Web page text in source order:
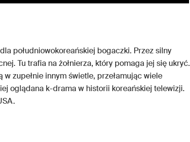
południowokoreańskiej bogaczki. Przez silny
Tu trafia na żołnierza, który pomaga jej się ukryć.
zupełnie innym świetle, przełamując wiele
oglądana k-drama w historii koreańskiej telewizji.